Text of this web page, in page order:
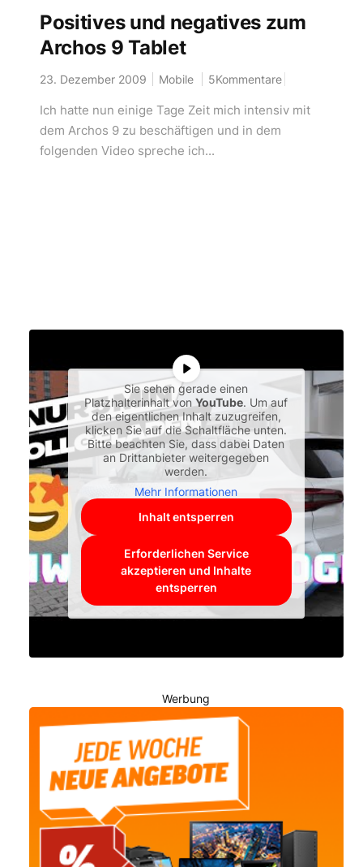
Positives und negatives zum
Archos 9 Tablet
23. Dezember 2009 Mobile 5Kommentare
Ich hatte nun einige Tage Zeit mich intensiv mit
dem Archos 9 zu beschäftigen und in dem
folgenden Video spreche ich...
Sie sehen gerade einen
Platzhalterinhalt vonYouTube. Um auf
den eigentlichen Inhalt zuzugreifen,
klicken Sie auf die Schaltfläche unten.
Bitte beachten Sie, dass dabei Daten
an Drittanbieter weitergegeben
werden.
Mehr Informationen
Inhalt entsperren
Erforderlichen Service
akzeptieren und Inhalte
entsperren
Werbung